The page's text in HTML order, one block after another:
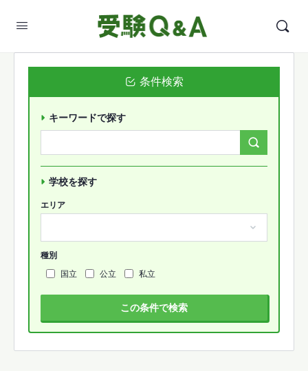
条件検索
キーワードで探す
学校を探す
エリア
種別
国立
公立 私立
この条件で検索